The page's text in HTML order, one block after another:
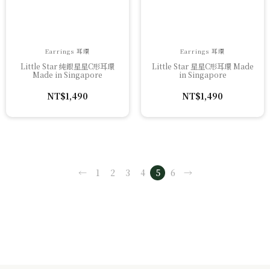
Earrings 耳環
Little Star 純銀星星C形耳環
Made in Singapore
NT$1,490
Earrings 耳環
Little Star 星星C形耳環 Made
in Singapore
NT$1,490
← 1 2 3 4 5 6 →